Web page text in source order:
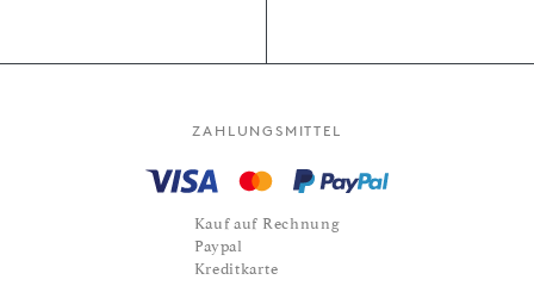
ZAHLUNGSMITTEL
Kauf auf Rechnung
Paypal
Kreditkarte